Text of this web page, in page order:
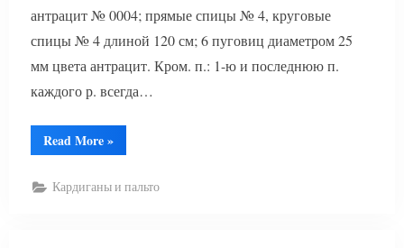
антрацит № 0004; прямые спицы № 4, круговые
спицы № 4 длиной 120 см; 6 пуговиц диаметром 25
мм цвета антрацит. Кром. п.: 1-ю и последнюю п.
каждого р. всегда…
Read More“Вязаный
кардиган
»
Кардиганы и пальто